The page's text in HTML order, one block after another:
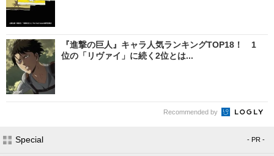
『進撃の巨人』キャラ人気ランキングTOP18！ 1
位の「リヴァイ」に続く2位とは...
Recommended by
Special - PR -